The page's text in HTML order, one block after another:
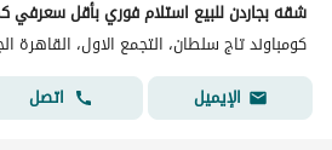
كومباوند تاج سلطان، التجمع الاول، القاهرة
الإيميل
اتصل